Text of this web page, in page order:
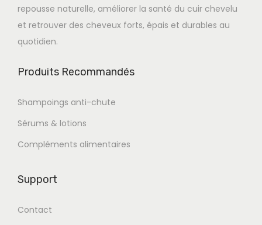
repousse naturelle, améliorer la santé du cuir chevelu
et retrouver des cheveux forts, épais et durables au
quotidien.
Produits Recommandés
Shampoings anti-chute
Sérums & lotions
Compléments alimentaires
Support
Contact